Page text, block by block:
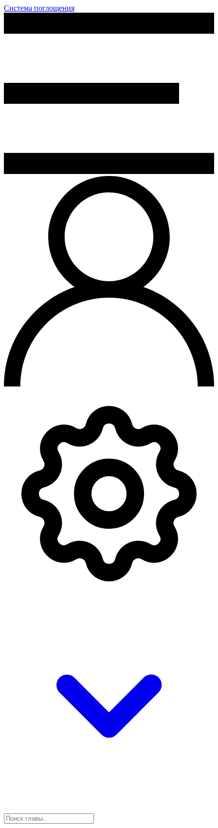
Система поглощения